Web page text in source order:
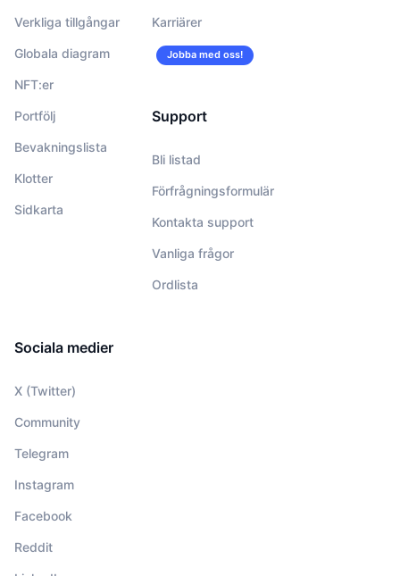
Verkliga tillgångar
Globala diagram
NFT:er
Portfölj
Bevakningslista
Klotter
Sidkarta
Karriärer
Jobba med oss!
Support
Bli listad
Förfrågningsformulär
Kontakta support
Vanliga frågor
Ordlista
Sociala medier
X (Twitter)
Community
Telegram
Instagram
Facebook
Reddit